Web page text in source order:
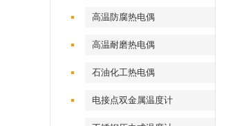
高温防腐热电偶
高温耐磨热电偶
石油化工热电偶
电接点双金属温度计